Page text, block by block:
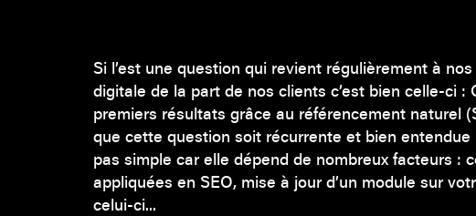
Si l’est une question qui revient régulièrement à
digitale de la part de nos clients c’est bien celle-ci :
premiers résultats grâce au référencement naturel
que cette question soit récurrente et bien entendue
pas simple car elle dépend de nombreux facteurs :
appliquées en SEO, mise à jour d’un module sur
celui-ci...